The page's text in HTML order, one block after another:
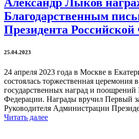
Александр Лыков
Благодарственным
Президента
25.04.2023
24 апреля 2023 года в Москве в
состоялась торжественная церемония
государственных наград и поощрений
Федерации. Награды вручил Первый
Руководителя Администрации
Читать далее